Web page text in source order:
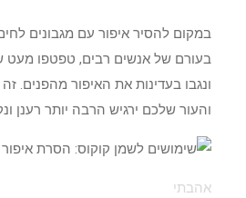
במקום להסיר איפור עם מגבונים
בעורם של אנשים רבים, טפטפו מעט
ונגבו בעדינות את האיפור מהפנים.
והעור שלכם ירגיש הרבה יותר רענן
אהבתי